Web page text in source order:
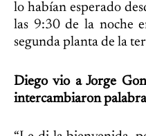
lo habían esperado
las 9:30 de la noche
segunda planta de la
Diego vio a Jorge
intercambiaron